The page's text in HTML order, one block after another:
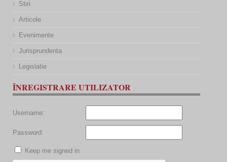
Stiri
Articole
Evenimente
Jurisprundenta
Legislatie
ÎNREGISTRARE UTILIZATOR
Username:
Password:
Keep me signed in